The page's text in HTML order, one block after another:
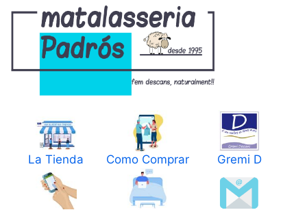
Pasar
al
contenido
principal
La Tienda Como Comprar Gremi D